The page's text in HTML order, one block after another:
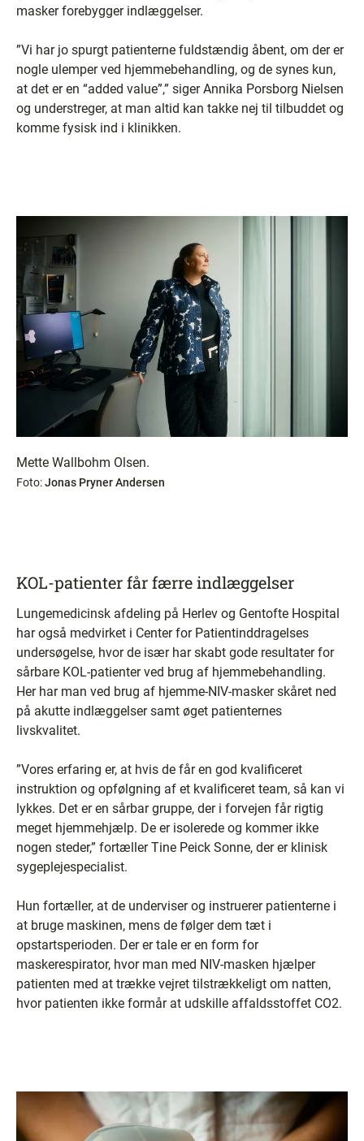
masker forebygger indlæggelser.
”Vi har jo spurgt patienterne fuldstændig åbent, om der er
nogle ulemper ved hjemmebehandling, og de synes kun,
at det er en “added value”,” siger Annika Porsborg Nielsen
og understreger, at man altid kan takke nej til tilbuddet og
komme fysisk ind i klinikken.
Mette Wallbohm Olsen.
Foto:Jonas Pryner Andersen
KOL-patienter får færre indlæggelser
Lungemedicinsk afdeling på Herlev og Gentofte Hospital
har også medvirket i Center for Patientinddragelses
undersøgelse, hvor de især har skabt gode resultater for
sårbare KOL-patienter ved brug af hjemmebehandling.
Her har man ved brug af hjemme-NIV-masker skåret ned
på akutte indlæggelser samt øget patienternes
livskvalitet.
”Vores erfaring er, at hvis de får en god kvalificeret
instruktion og opfølgning af et kvalificeret team, så kan vi
lykkes. Det er en sårbar gruppe, der i forvejen får rigtig
meget hjemmehjælp. De er isolerede og kommer ikke
nogen steder,” fortæller Tine Peick Sonne, der er klinisk
sygeplejespecialist.
Hun fortæller, at de underviser og instruerer patienterne i
at bruge maskinen, mens de følger dem tæt i
opstartsperioden. Der er tale er en form for
maskerespirator, hvor man med NIV-masken hjælper
patienten med at trække vejret tilstrækkeligt om natten,
hvor patienten ikke formår at udskille affaldsstoffet CO2.